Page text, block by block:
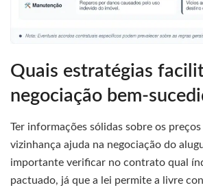
Quais estratégias
negociação bem-
Ter informações sólidas sobre os
vizinhança ajuda na negociação do
importante verificar no contrato qual
pactuado, já que a lei permite a livre